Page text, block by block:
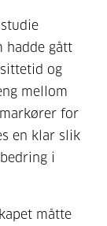
hadde gått
og
mellom
for
en klar slik
i
måtte